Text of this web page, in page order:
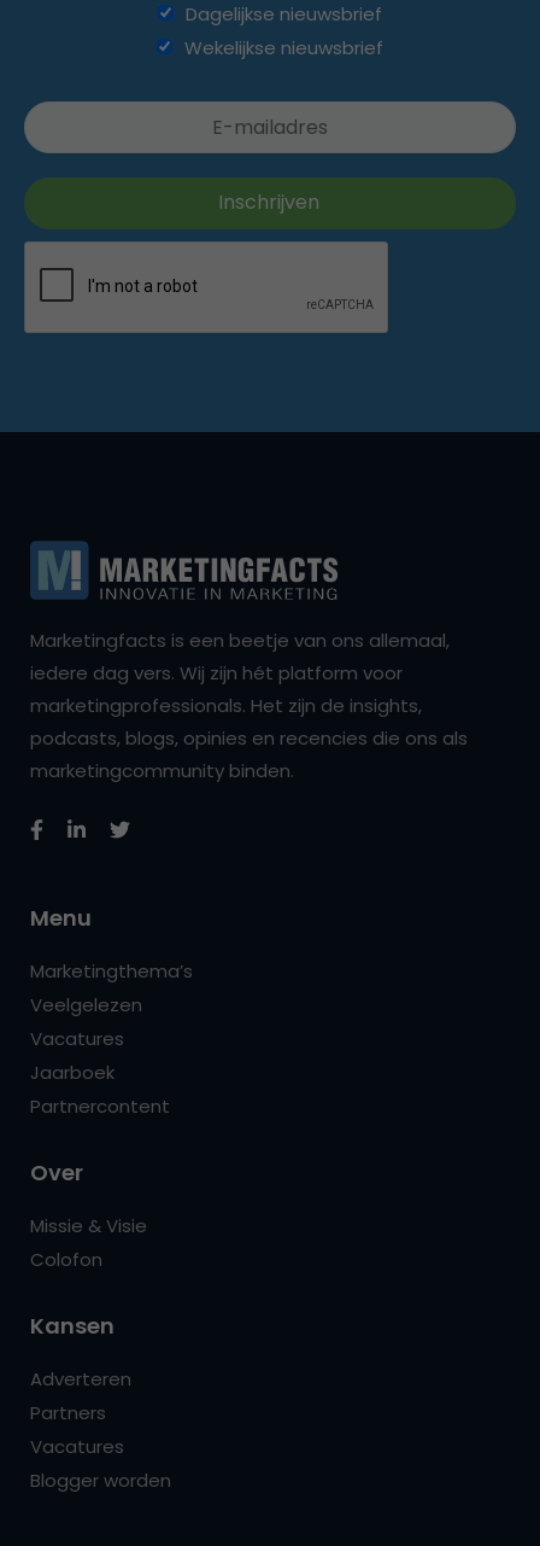
Dagelijkse nieuwsbrief
Wekelijkse nieuwsbrief
Marketingfacts is een beetje van ons allemaal,
iedere dag vers. Wij zijn hét platform voor
marketingprofessionals. Het zijn de insights,
podcasts, blogs, opinies en recencies die ons als
marketingcommunity binden.
Menu
Marketingthema’s
Veelgelezen
Vacatures
Jaarboek
Partnercontent
Over
Missie & Visie
Colofon
Kansen
Adverteren
Partners
Vacatures
Blogger worden